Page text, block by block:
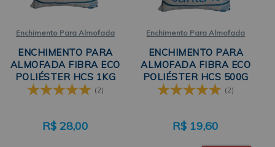
Enchimento Para Almofada
ENCHIMENTO PARA
ALMOFADA FIBRA ECO
POLIÉSTER HCS 1KG
SANTA FÉ
(2)
R$ 28,00
Enchimento Para Almofada
ENCHIMENTO PARA
ALMOFADA FIBRA ECO
POLIÉSTER HCS 500G
SANTA FÉ (2)
R$ 19,60